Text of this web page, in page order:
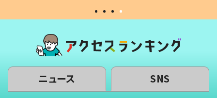
ニュース SNS